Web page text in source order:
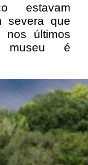
estavam
severa que
nos últimos
é